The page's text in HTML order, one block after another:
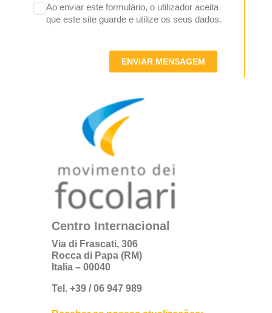
Ao enviar este formulário, o utilizador aceita
que este site guarde e utilize os seus dados.
ENVIAR MENSAGEM
Centro Internacional
Via di Frascati, 306
Rocca di Papa (RM)
Italia – 00040
Tel. +39 / 06 947 989